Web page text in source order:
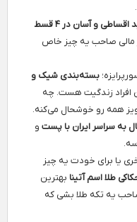
اقساطی و آسان در ۴ قسط
صاحب یه چیز خاص
بسته‌بندی شیک و
افراد زندگیت هست. چه
همه رو خوشحال می‌کنه.
به سراسر ایران با پست و
یا برای خودت یه چیز
طلا اسم آتینا بهترین
یه تکه طلا بشی که